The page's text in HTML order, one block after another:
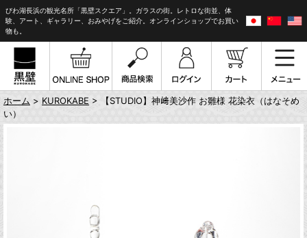
びわ湖長浜の観光名所「黒壁スクエア」。ガラスの街。レトロな街並、体
験、アート、ギャラリー、おみやげをご紹介。オンラインショップでお買い
物も。
ホーム > KUROKABE > 【STUDIO】神﨑美沙作 お雛様 花染衣（はなそめ
い）